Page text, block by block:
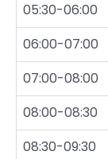
05:30-06:00
06:00-07:00
07:00-08:00
08:00-08:30
08:30-09:30